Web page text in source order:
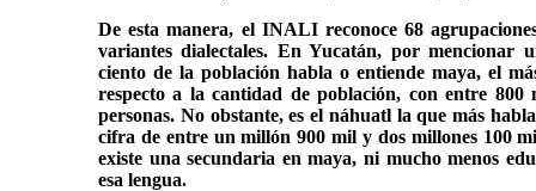
De esta manera, el INALI reconoce 68
variantes dialectales. En Yucatán, por mencionar
ciento de la población habla o entiende maya, el
respecto a la cantidad de población, con entre
personas. No obstante, es el náhuatl la que más
cifra de entre un millón 900 mil y dos millones 100
existe una secundaria en maya, ni mucho menos
esa lengua.